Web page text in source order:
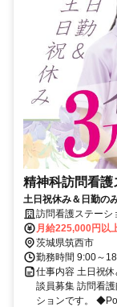
精神科訪問看護
土日祝休み＆日勤の
談員【医療行為なし
訪問看護ステーシ
月給225,000円以
茨城県筑西市
勤務時間 9:00～
仕事内容 土日祝
談員募集 訪問看
ションです。